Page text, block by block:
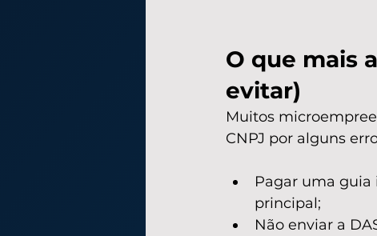
O que mais
evitar)
Muitos
CNPJ por alguns
Pagar uma guia
principal;
Não enviar a